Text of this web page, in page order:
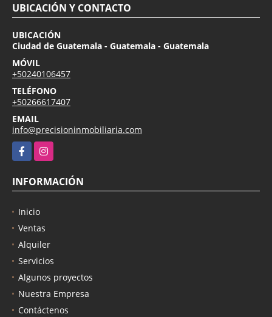
UBICACIÓN Y CONTACTO
UBICACIÓN
Ciudad de Guatemala - Guatemala - Guatemala
MÓVIL
+50240106457
TELÉFONO
+50266617407
EMAIL
info@precisioninmobiliaria.com
FacebookInstagram
INFORMACIÓN
Inicio
Ventas
Alquiler
Servicios
Algunos proyectos
Nuestra Empresa
Contáctenos